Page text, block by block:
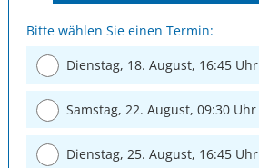
Bitte wählen Sie einen Termin:
Dienstag, 18. August, 16:45 Uhr
Samstag, 22. August, 09:30 Uhr
Dienstag, 25. August, 16:45 Uhr